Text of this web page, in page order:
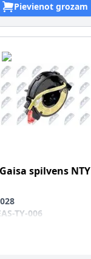
Pievienot grozam
spilvens NTY
TY-006